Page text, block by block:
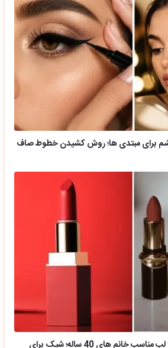
برای مبتدی ها؛ روش کشیدن خطوط صاف
ایده آل ترین رنگ های رژ لب مناسب خانم های 40 ساله؛ شیک برای